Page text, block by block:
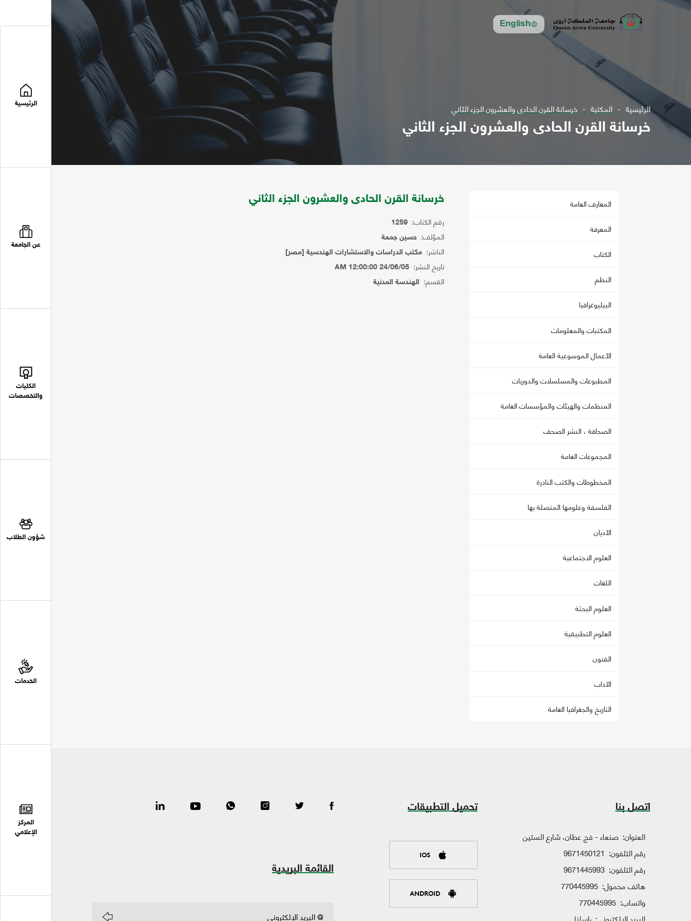
English
الرئيسية
عن الجامعة
الكليات
والتخصصات
شؤون الطلاب
الخدمات
المركز
الإعلامي
الرئيسية المكتبة خرسانة القرن الحادى والعشرون الجزء الثاني
خرسانة القرن الحادى والعشرون الجزء الثاني
المعارف العامة
المعرفة
الكتاب
النظم
البيليوغرافيا
المكتبات والمعلومات
الأعمال الموسوعية العامة
المطبوعات والمسلسلات والدوريات
المنظمات والهيئات والمؤسسات العامة
الصحافة ، النشر الصحف
المجموعات العامة
المخطوطات والكتب النادرة
الفلسفة وعلومها المتصلة بها
الأديان
العلوم الاجتماعية
اللغات
العلوم البحثة
العلوم التطبيقية
الفنون
الآداب
التاريخ والجغرافيا العامة
خرسانة القرن الحادى والعشرون الجزء الثاني
رقم الكتاب: 1259
المؤلف: حسين جمعة
الناشر: مكتب الدراسات والاستشارات الهندسية [مصر]
تاريخ النشر: 24/06/05 12:00:00 AM
القسم: الهندسة المدنية
اتصل بنا
العنوان: صنعاء - فج عطان، شارع الستين
رقم التلفون: 9671450121
رقم التلفون: 9671445993
هاتف محمول: 770445995
واتساب: 770445995
تحميل التطبيقات
IOS
ANDROID
القائمة البريدية